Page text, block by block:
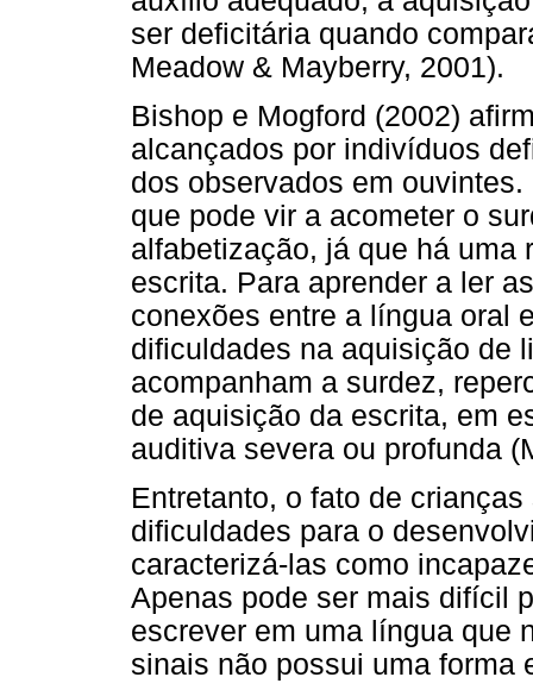
ser deficitária quando
Meadow & Mayberry, 2001).
Bishop e Mogford (2002)
alcançados por indivíduos
dos observados em
que pode vir a acometer o
alfabetização, já que há uma
escrita. Para aprender a ler
conexões entre a língua oral
dificuldades na aquisição de
acompanham a surdez,
de aquisição da escrita, em
auditiva severa ou profunda
Entretanto, o fato de
dificuldades para o
caracterizá-las como
Apenas pode ser mais difícil
escrever em uma língua que
sinais não possui uma forma